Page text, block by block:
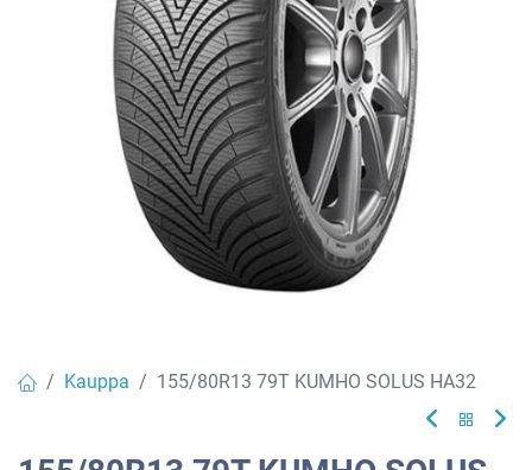
Kauppa 155/80R13 79T KUMHO SOLUS HA32